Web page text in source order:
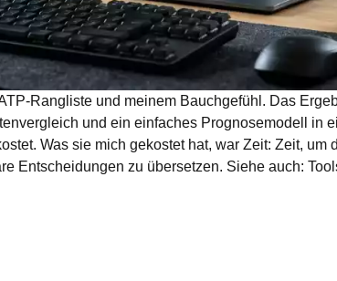
Rangliste und meinem Bauchgefühl. Das
und ein einfaches Prognosemodell in
Was sie mich gekostet hat, war Zeit: Zeit,
Entscheidungen zu übersetzen. Siehe auch: